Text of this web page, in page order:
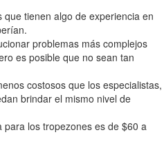
que tienen algo de experiencia en
problemas más complejos
es posible que no sean tan
costosos que los especialistas,
brindar el mismo nivel de
los tropezones es de $60 a